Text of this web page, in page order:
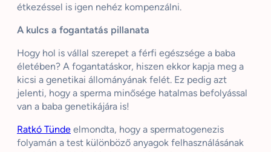
étkezéssel is igen nehéz kompenzálni.
A kulcs a fogantatás pillanata
Hogy hol is vállal szerepet a férfi egészsége a baba
életében? A fogantatáskor, hiszen ekkor kapja meg a
kicsi a genetikai állományának felét. Ez pedig azt
jelenti, hogy a sperma minősége hatalmas befolyással
van a baba genetikájára is!
Ratkó Tünde elmondta, hogy a spermatogenezis
folyamán a test különböző anyagok felhasználásának